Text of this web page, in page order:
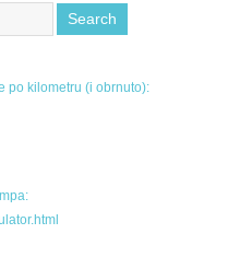
po kilometru (i obrnuto):